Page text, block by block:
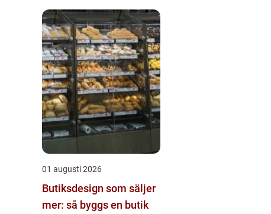
01 augusti 2026
Butiksdesign som säljer
mer: så byggs en butik